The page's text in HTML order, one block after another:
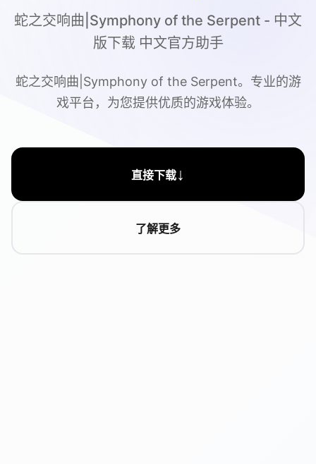
蛇之交响曲|Symphony of the Serpent - 中文
版下载 中文官方助手
蛇之交响曲|Symphony of the Serpent。专业的游
戏平台，为您提供优质的游戏体验。
直接下载↓
了解更多